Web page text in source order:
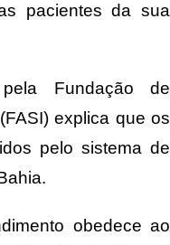
pacientes da sua
Fundação de
explica que os
pelo sistema de
obedece ao